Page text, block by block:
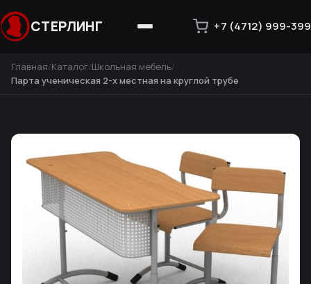
СТЕРЛИНГ +7 (4712) 999-399
Главная Каталог Школьная мебель
Парта ученическая 2-х местная на круглой трубе